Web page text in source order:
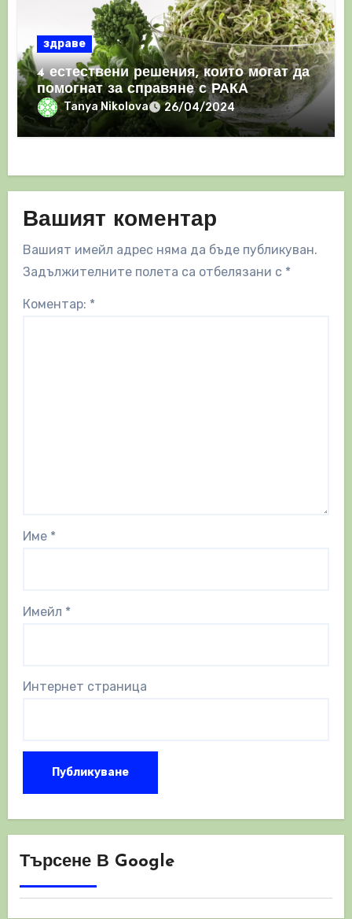
здраве
4 естествени решения, които могат да
помогнат за справяне с РАКА
Tanya Nikolova 26/04/2024
Вашият коментар
Вашият имейл адрес няма да бъде публикуван.
Задължителните полета са отбелязани с *
Коментар: *
Име *
Имейл *
Интернет страница
Търсене В Google